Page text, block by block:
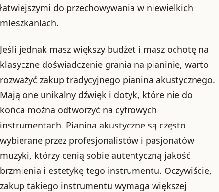
łatwiejszymi do przechowywania w niewielkich
mieszkaniach.
Jeśli jednak masz większy budżet i masz ochotę na
klasyczne doświadczenie grania na pianinie, warto
rozważyć zakup tradycyjnego pianina akustycznego.
Mają one unikalny dźwięk i dotyk, które nie do
końca można odtworzyć na cyfrowych
instrumentach. Pianina akustyczne są często
wybierane przez profesjonalistów i pasjonatów
muzyki, którzy cenią sobie autentyczną jakość
brzmienia i estetykę tego instrumentu. Oczywiście,
zakup takiego instrumentu wymaga większej